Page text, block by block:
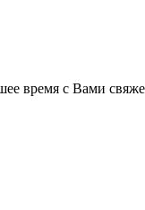
время с Вами